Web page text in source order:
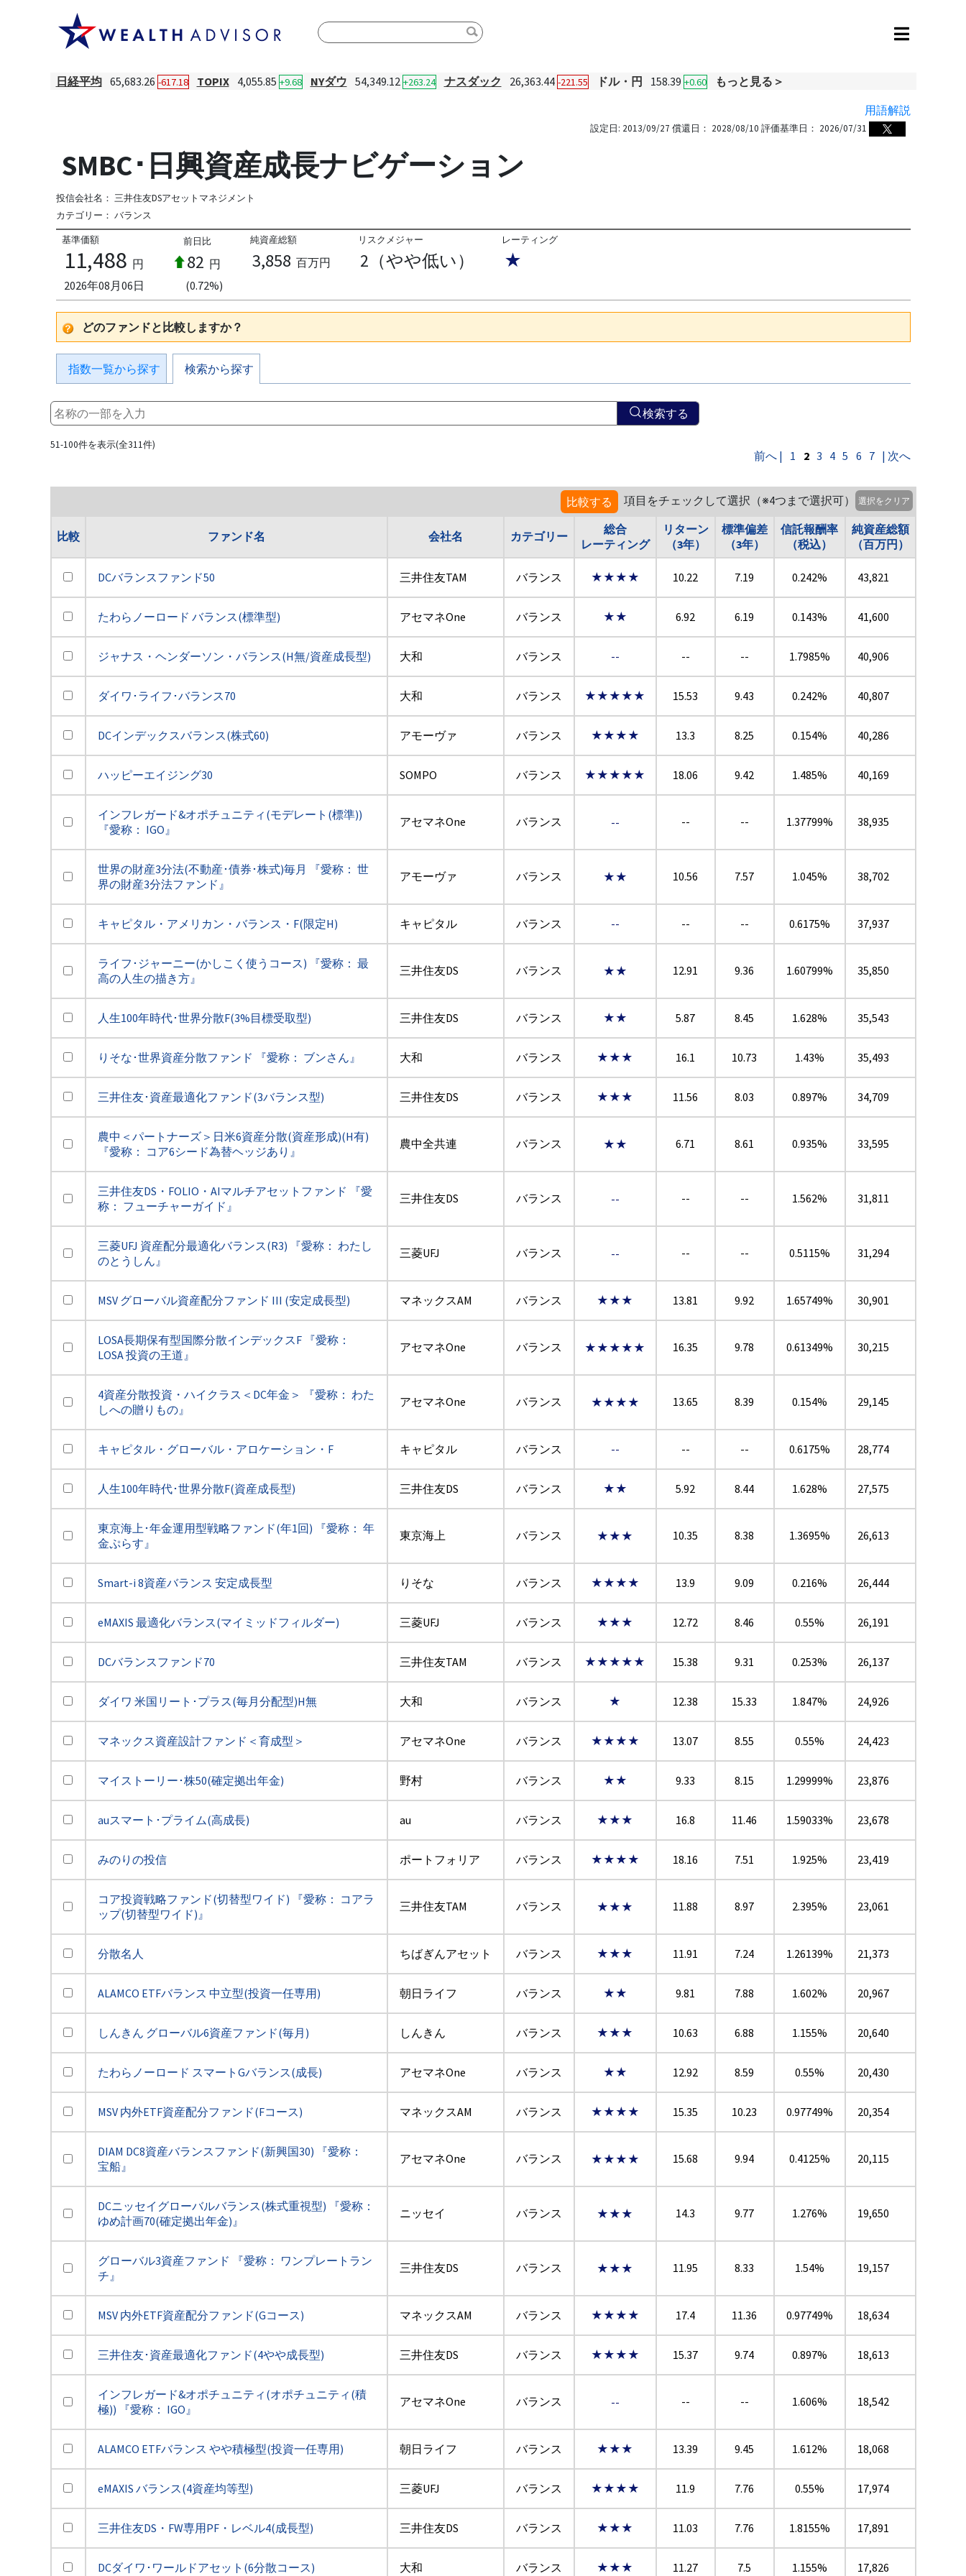
日経平均 65,683.26 -617.18 TOPIX 4,055.85 +9.68 NYダウ 54,349.12 +263.24 ナスダック 26,363.44 -221.55 ドル・円 158.39 +0.60
もっと見る＞
用語解説
設定日: 2013/09/27 償還日： 2028/08/10 評価基準日： 2026/07/31
SMBC･日興資産成長ナビゲーション
投信会社名： 三井住友DSアセットマネジメント
カテゴリー： バランス
基準価額
11,488 円
2026年08月06日
前日比
82 円
(0.72%)
純資産総額
3,858 百万円
リスクメジャー
2（やや低い）
レーティング
★
どのファンドと比較しますか？
指数一覧から探す 検索から探す
検索する
51-100件を表示(全311件)
前へ | 1 2 3 4 5 6 7 | 次へ
比較する 項目をチェックして選択（※4つまで選択可） 選択をクリア
比較 ファンド名 会社名 カテゴリー
総合
レーティング
リターン
（3年）
標準偏差
（3年）
信託報酬率
（税込）
純資産総額
（百万円）
DCバランスファンド50 三井住友TAM バランス ★★★★ 10.22 7.19 0.242% 43,821
たわらノーロード バランス(標準型) アセマネOne バランス ★★ 6.92 6.19 0.143% 41,600
ジャナス・ヘンダーソン・バランス(H無/資産成長型) 大和 バランス -- -- -- 1.7985% 40,906
ダイワ･ライフ･バランス70 大和 バランス ★★★★★ 15.53 9.43 0.242% 40,807
DCインデックスバランス(株式60) アモーヴァ バランス ★★★★ 13.3 8.25 0.154% 40,286
ハッピーエイジング30 SOMPO バランス ★★★★★ 18.06 9.42 1.485% 40,169
インフレガード&オポチュニティ(モデレート(標準))
『愛称： IGO』
アセマネOne バランス -- -- -- 1.37799% 38,935
世界の財産3分法(不動産･債券･株式)毎月 『愛称： 世
界の財産3分法ファンド』
アモーヴァ バランス ★★ 10.56 7.57 1.045% 38,702
キャピタル・アメリカン・バランス・F(限定H) キャピタル バランス -- -- -- 0.6175% 37,937
ライフ･ジャーニー(かしこく使うコース) 『愛称： 最
高の人生の描き方』
三井住友DS バランス ★★ 12.91 9.36 1.60799% 35,850
人生100年時代･世界分散F(3%目標受取型) 三井住友DS バランス ★★ 5.87 8.45 1.628% 35,543
りそな･世界資産分散ファンド 『愛称： ブンさん』 大和 バランス ★★★ 16.1 10.73 1.43% 35,493
三井住友･資産最適化ファンド(3バランス型) 三井住友DS バランス ★★★ 11.56 8.03 0.897% 34,709
農中＜パートナーズ＞日米6資産分散(資産形成)(H有)
『愛称： コア6シード為替ヘッジあり』
農中全共連 バランス ★★ 6.71 8.61 0.935% 33,595
三井住友DS・FOLIO・AIマルチアセットファンド 『愛
称： フューチャーガイド』
三井住友DS バランス -- -- -- 1.562% 31,811
三菱UFJ 資産配分最適化バランス(R3) 『愛称： わたし
のとうしん』
三菱UFJ バランス -- -- -- 0.5115% 31,294
MSV グローバル資産配分ファンド III (安定成長型) マネックスAM バランス ★★★ 13.81 9.92 1.65749% 30,901
LOSA長期保有型国際分散インデックスF 『愛称：
LOSA 投資の王道』
アセマネOne バランス ★★★★★ 16.35 9.78 0.61349% 30,215
4資産分散投資・ハイクラス＜DC年金＞ 『愛称： わた
しへの贈りもの』
アセマネOne バランス ★★★★ 13.65 8.39 0.154% 29,145
キャピタル・グローバル・アロケーション・F キャピタル バランス -- -- -- 0.6175% 28,774
人生100年時代･世界分散F(資産成長型) 三井住友DS バランス ★★ 5.92 8.44 1.628% 27,575
東京海上･年金運用型戦略ファンド(年1回) 『愛称： 年
金ぷらす』
東京海上 バランス ★★★ 10.35 8.38 1.3695% 26,613
Smart-i 8資産バランス 安定成長型 りそな バランス ★★★★ 13.9 9.09 0.216% 26,444
eMAXIS 最適化バランス(マイミッドフィルダー) 三菱UFJ バランス ★★★ 12.72 8.46 0.55% 26,191
DCバランスファンド70 三井住友TAM バランス ★★★★★ 15.38 9.31 0.253% 26,137
ダイワ 米国リート･プラス(毎月分配型)H無 大和 バランス ★ 12.38 15.33 1.847% 24,926
マネックス資産設計ファンド＜育成型＞ アセマネOne バランス ★★★★ 13.07 8.55 0.55% 24,423
マイストーリー･株50(確定拠出年金) 野村 バランス ★★ 9.33 8.15 1.29999% 23,876
auスマート･プライム(高成長) au バランス ★★★ 16.8 11.46 1.59033% 23,678
みのりの投信 ポートフォリア バランス ★★★★ 18.16 7.51 1.925% 23,419
コア投資戦略ファンド(切替型ワイド) 『愛称： コアラ
ップ(切替型ワイド)』
三井住友TAM バランス ★★★ 11.88 8.97 2.395% 23,061
分散名人 ちばぎんアセット バランス ★★★ 11.91 7.24 1.26139% 21,373
ALAMCO ETFバランス 中立型(投資一任専用) 朝日ライフ バランス ★★ 9.81 7.88 1.602% 20,967
しんきん グローバル6資産ファンド(毎月) しんきん バランス ★★★ 10.63 6.88 1.155% 20,640
たわらノーロード スマートGバランス(成長) アセマネOne バランス ★★ 12.92 8.59 0.55% 20,430
MSV 内外ETF資産配分ファンド(Fコース) マネックスAM バランス ★★★★ 15.35 10.23 0.97749% 20,354
DIAM DC8資産バランスファンド(新興国30) 『愛称：
宝船』
アセマネOne バランス ★★★★ 15.68 9.94 0.4125% 20,115
DCニッセイグローバルバランス(株式重視型) 『愛称：
ゆめ計画70(確定拠出年金)』
ニッセイ バランス ★★★ 14.3 9.77 1.276% 19,650
グローバル3資産ファンド 『愛称： ワンプレートラン
チ』
三井住友DS バランス ★★★ 11.95 8.33 1.54% 19,157
MSV 内外ETF資産配分ファンド(Gコース) マネックスAM バランス ★★★★ 17.4 11.36 0.97749% 18,634
三井住友･資産最適化ファンド(4やや成長型) 三井住友DS バランス ★★★★ 15.37 9.74 0.897% 18,613
インフレガード&オポチュニティ(オポチュニティ(積
極)) 『愛称： IGO』
アセマネOne バランス -- -- -- 1.606% 18,542
ALAMCO ETFバランス やや積極型(投資一任専用) 朝日ライフ バランス ★★★ 13.39 9.45 1.612% 18,068
eMAXIS バランス(4資産均等型) 三菱UFJ バランス ★★★★ 11.9 7.76 0.55% 17,974
三井住友DS・FW専用PF・レベル4(成長型) 三井住友DS バランス ★★★ 11.03 7.76 1.8155% 17,891
DCダイワ･ワールドアセット(6分散コース) 大和 バランス ★★★ 11.27 7.5 1.155% 17,826